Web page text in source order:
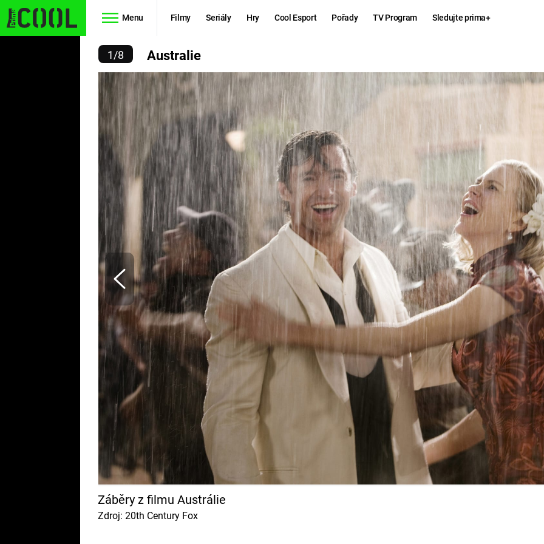
Menu Filmy Seriály Hry Cool Esport Pořady TV Program Sledujte prima+
SIMPSONOVI
FUTURAMA
Filmy
STAR WARS
AVENGERS
RYCHLE A
ZBĚSILE 10
PREDÁTOR
Hry
MAFIA
GTA 6
KINGDOM
COME:
DELIVERANCE
ESPORT
Zábava
CHUCK
NORRIS
AUSTRALIE
1/8 Australie
Záběry z filmu Austrálie
Zdroj: 20th Century Fox